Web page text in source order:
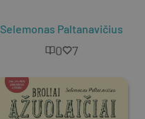
Selemonas Paltanavičius
0 7